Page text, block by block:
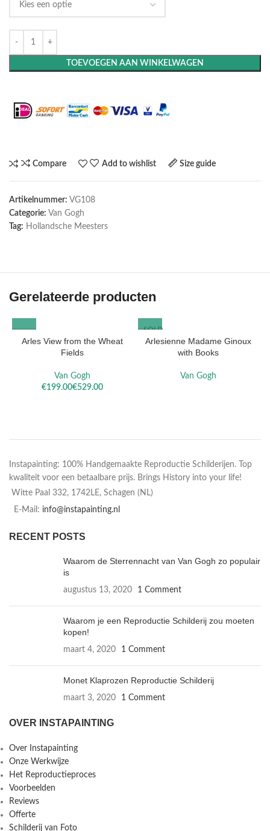
TOEVOEGEN AAN WINKELWAGEN
Compare Add to wishlist Size guide
Artikelnummer: VG108
Categorie: Van Gogh
Tag: Hollandsche Meesters
Gerelateerde producten
Arles View from the Wheat
Fields
Van Gogh
€
€
SOLD
OUT
Arlesienne Madame Ginoux
with Books
Van Gogh
Instapainting: 100% Handgemaakte Reproductie Schilderijen. Top
kwaliteit voor een betaalbare prijs. Brings History into your life!
Witte Paal 332, 1742LE, Schagen (NL)
E-Mail: info@instapainting.nl
RECENT POSTS
Waarom de Sterrennacht van Van Gogh zo populair
is
augustus 13, 2020 1 Comment
Waarom je een Reproductie Schilderij zou moeten
kopen!
maart 4, 2020 1 Comment
Monet Klaprozen Reproductie Schilderij
maart 3, 2020 1 Comment
OVER INSTAPAINTING
Over Instapainting
Onze Werkwijze
Het Reproductieproces
Voorbeelden
Reviews
Offerte
Schilderij van Foto